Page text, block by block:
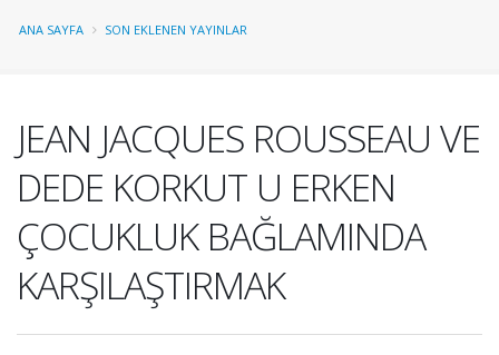
ANA SAYFA SON EKLENEN YAYINLAR
JEAN JACQUES ROUSSEAU VE
DEDE KORKUT U ERKEN
ÇOCUKLUK BAĞLAMINDA
KARŞILAŞTIRMAK